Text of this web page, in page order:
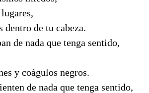
dentro de tu cabeza.
de nada que tenga sentido,
y coágulos negros.
de nada que tenga sentido,